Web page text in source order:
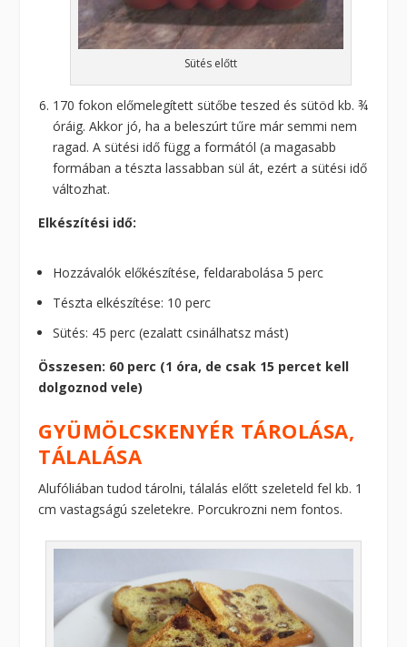
Sütés előtt
170 fokon előmelegített sütőbe teszed és sütöd kb. ¾
óráig. Akkor jó, ha a beleszúrt tűre már semmi nem
ragad. A sütési idő függ a formától (a magasabb
formában a tészta lassabban sül át, ezért a sütési idő
változhat.
Elkészítési idő:
Hozzávalók előkészítése, feldarabolása 5 perc
Tészta elkészítése: 10 perc
Sütés: 45 perc (ezalatt csinálhatsz mást)
Összesen: 60 perc (1 óra, de csak 15 percet kell
dolgoznod vele)
GYÜMÖLCSKENYÉR TÁROLÁSA,
TÁLALÁSA
Alufóliában tudod tárolni, tálalás előtt szeleteld fel kb. 1
cm vastagságú szeletekre. Porcukrozni nem fontos.